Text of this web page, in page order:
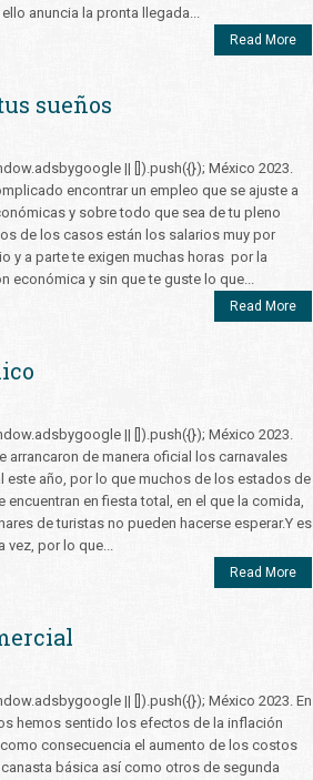
anuncia la pronta llegada...
Read More
sueños
|| []).push({}); México 2023.
encontrar un empleo que se ajuste a
y sobre todo que sea de tu pleno
de los casos están los salarios muy por
y a parte te exigen muchas horas por la
económica y sin que te guste lo que...
Read More
|| []).push({}); México 2023.
arrancaron de manera oficial los carnavales
este año, por lo que muchos de los estados de
encuentran en fiesta total, en el que la comida,
de turistas no pueden hacerse esperar.Y es
vez, por lo que...
Read More
|| []).push({}); México 2023. En
hemos sentido los efectos de la inflación
consecuencia el aumento de los costos
básica así como otros de segunda